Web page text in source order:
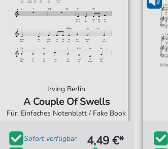
Irving Berlin
A Couple Of Swells
Für: Einfaches Notenblatt / Fake Book
Sofort verfügbar
4,49 €*